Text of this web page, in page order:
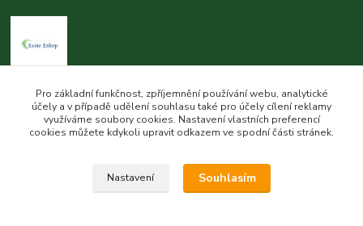
Esme eshop
Jan Vohlídal
objednavky@esme-eshop.cz
Pro základní funkčnost, zpříjemnění používání webu, analytické
účely a v případě udělení souhlasu také pro účely cílení reklamy
využíváme soubory cookies. Nastavení vlastních preferencí
cookies můžete kdykoli upravit odkazem ve spodní části stránek.
Nastavení Souhlasím